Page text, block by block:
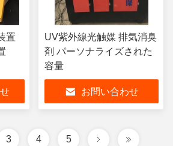
置
UV紫外線光触媒 排気消臭
剤 パーソナライズされた
容量
お問い合わせ
3 4 5